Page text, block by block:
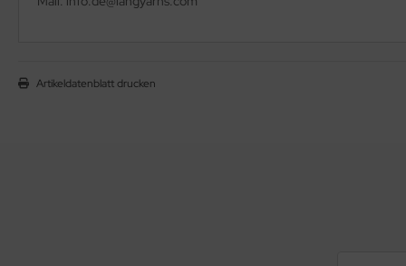
Artikeldatenblatt drucken